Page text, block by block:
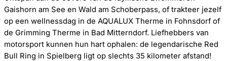
Gaishorn am See en Wald am Schoberpass, of trakteer jezelf
op een wellnessdag in de AQUALUX Therme in Fohnsdorf of
de Grimming Therme in Bad Mitterndorf. Liefhebbers van
motorsport kunnen hun hart ophalen: de legendarische Red
Bull Ring in Spielberg ligt op slechts 35 kilometer afstand!